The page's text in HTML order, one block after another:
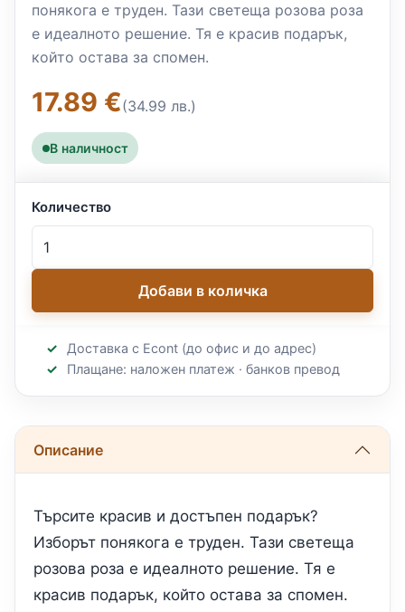
понякога е труден. Тази светеща розова роза
е идеалното решение. Тя е красив подарък,
който остава за спомен.
17.89 €(34.99 лв.)
В наличност
Количество
Добави в количка
Доставка с Econt (до офис и до адрес)
Плащане: наложен платеж · банков превод
Описание
Търсите красив и достъпен подарък?
Изборът понякога е труден. Тази светеща
розова роза е идеалното решение. Тя е
красив подарък, който остава за спомен.